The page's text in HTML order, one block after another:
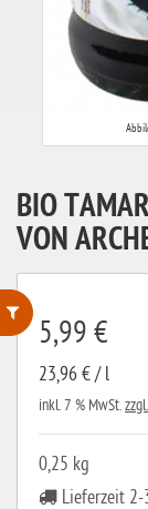
ohne
laktosefrei
ohne Hefe
ohne Ei
BIO
VON
5,99 €
23,96 € / l
inkl. 7 % MwSt.
0,25 kg
Lieferzeit 2-